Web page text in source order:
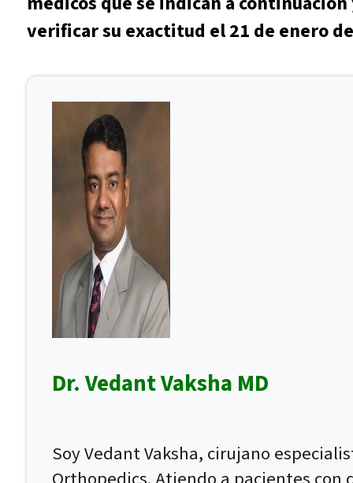
verificar su exactitud el 21 de enero
Dr. Vedant Vaksha MD
Soy Vedant Vaksha, cirujano